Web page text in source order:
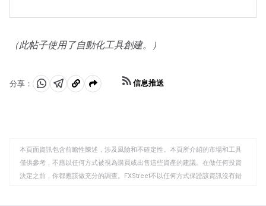
的市場的拋售往往有利於黃金。
或對深度衰退的擔憂可能會迅速推高黃金價格，因其避險
上漲，而較高的資金成本通常會拖累黃金。盡管如此，由
於資產以美元(XAU/USD)定價，大多數走勢取決於美元
可能推高金價。
（此帖子使用了自動化工具創建。）
分享：
分 分 複
板
信息推送
本頁面資訊包含前瞻性陳述，涉及風險和不確定性。本頁所介紹的市場和工具
僅供參考，不應以任何方式被視為購買或出售這些資產的建議。在做任何投資
決定之前，你都應該做充分的調查。FXStreet不以任何方式保證該資訊沒有錯